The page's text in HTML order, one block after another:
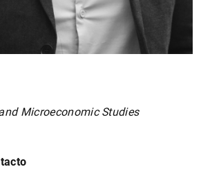
Microeconomic Studies